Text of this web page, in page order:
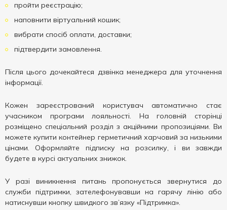
пройти реєстрацію;
наповнити віртуальний кошик;
вибрати спосіб оплати, доставки;
підтвердити замовлення.
Після цього дочекайтеся дзвінка менеджера для уточнення
інформації.
Кожен зареєстрований користувач автоматично стає
учасником програми лояльності. На головній сторінці
розміщено спеціальний розділ з акційними пропозиціями. Ви
можете купити контейнер герметичний харчовий за низькими
цінами. Оформляйте підписку на розсилку, і ви завжди
будете в курсі актуальних знижок.
У разі виникнення питань пропонується звернутися до
служби підтримки, зателефонувавши на гарячу лінію або
натиснувши кнопку швидкого зв’язку «Підтримка».